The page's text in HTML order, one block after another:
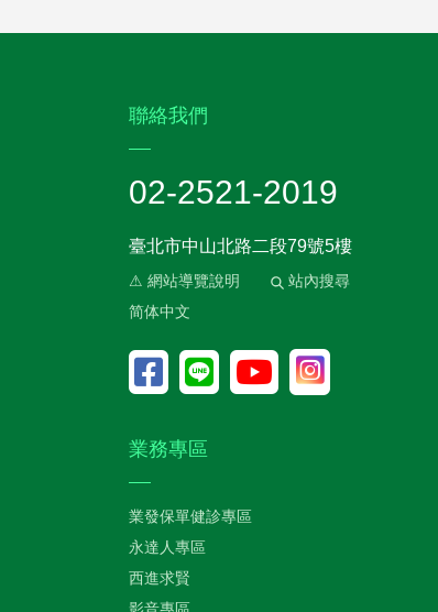
聯絡我們
02-2521-2019
臺北市中山北路二段79號5樓
⚠ 網站導覽說明
站內搜尋
简体中文
業務專區
業發保單健診專區
永達人專區
西進求賢